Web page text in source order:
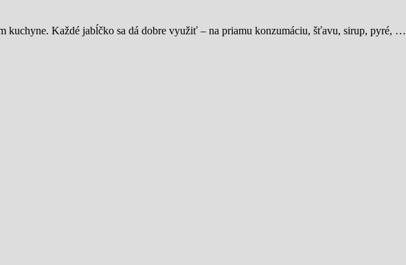
kuchyne. Každé jabĺčko sa dá dobre využiť – na priamu konzumáciu, šťavu, sirup, pyré, …